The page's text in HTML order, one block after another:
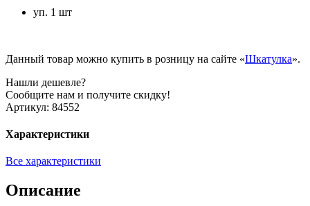
уп. 1 шт
Данный товар можно купить в розницу на сайте «Шкатулка».
Нашли дешевле?
Сообщите нам и получите скидку!
Артикул: 84552
Характеристики
Все характеристики
Описание